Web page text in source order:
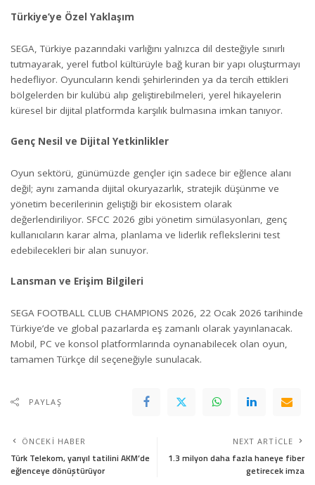
Türkiye’ye Özel Yaklaşım
SEGA, Türkiye pazarındaki varlığını yalnızca dil desteğiyle sınırlı
tutmayarak, yerel futbol kültürüyle bağ kuran bir yapı oluşturmayı
hedefliyor. Oyuncuların kendi şehirlerinden ya da tercih ettikleri
bölgelerden bir kulübü alıp geliştirebilmeleri, yerel hikayelerin
küresel bir dijital platformda karşılık bulmasına imkan tanıyor.
Genç Nesil ve Dijital Yetkinlikler
Oyun sektörü, günümüzde gençler için sadece bir eğlence alanı
değil; aynı zamanda dijital okuryazarlık, stratejik düşünme ve
yönetim becerilerinin geliştiği bir ekosistem olarak
değerlendiriliyor. SFCC 2026 gibi yönetim simülasyonları, genç
kullanıcıların karar alma, planlama ve liderlik reflekslerini test
edebilecekleri bir alan sunuyor.
Lansman ve Erişim Bilgileri
SEGA FOOTBALL CLUB CHAMPIONS 2026, 22 Ocak 2026 tarihinde
Türkiye’de ve global pazarlarda eş zamanlı olarak yayınlanacak.
Mobil, PC ve konsol platformlarında oynanabilecek olan oyun,
tamamen Türkçe dil seçeneğiyle sunulacak.
PAYLAŞ
ÖNCEKI HABER
Türk Telekom, yarıyıl tatilini AKM’de
eğlenceye dönüştürüyor
NEXT ARTICLE
1.3 milyon daha fazla haneye fiber
getirecek imza